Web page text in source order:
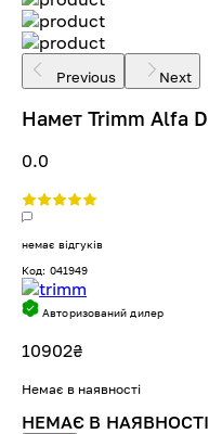
Previous Next
Намет Trimm Alfa D
0.0
немає відгуків
Код: 041949
Авторизований дилер
10902₴
Немає в наявності
НЕМАЄ В НАЯВНОСТІ